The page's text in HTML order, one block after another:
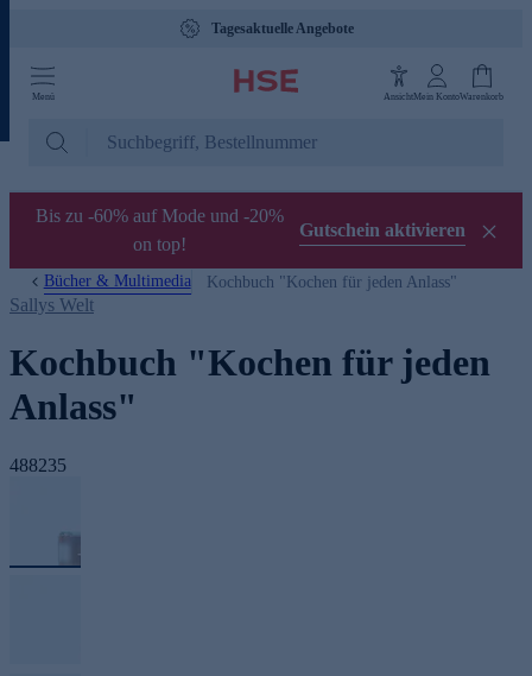
Tagesaktuelle Angebote
Menü AnsichtMein KontoWarenkorb
Bis zu -60% auf Mode und -20%
on top!
Gutschein aktivieren
Bücher & Multimedia Kochbuch "Kochen für jeden Anlass"
Sallys Welt
Kochbuch "Kochen für jeden
Anlass"
488235